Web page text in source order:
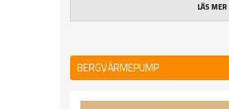
LÄS MER
BERGVÄRMEPUMP